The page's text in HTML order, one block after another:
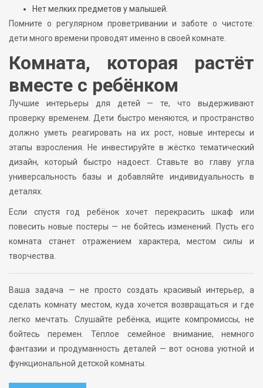
Нет мелких предметов у малышей.
Помните о регулярном проветривании и заботе о чистоте:
дети много времени проводят именно в своей комнате.
Комната, которая растёт
вместе с ребёнком
Лучшие интерьеры для детей — те, что выдерживают
проверку временем. Дети быстро меняются, и пространство
должно уметь реагировать на их рост, новые интересы и
этапы взросления. Не инвестируйте в жёстко тематический
дизайн, который быстро надоест. Ставьте во главу угла
универсальность базы и добавляйте индивидуальность в
деталях.
Если спустя год ребёнок хочет перекрасить шкаф или
повесить новые постеры — не бойтесь изменений. Пусть его
комната станет отражением характера, местом силы и
творчества.
Ваша задача — не просто создать красивый интерьер, а
сделать комнату местом, куда хочется возвращаться и где
легко мечтать. Слушайте ребёнка, ищите компромиссы, не
бойтесь перемен. Тёплое семейное внимание, немного
фантазии и продуманность деталей — вот основа уютной и
функциональной детской комнаты.